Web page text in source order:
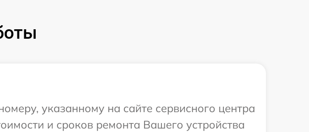
указанному на сайте сервисного центра
и сроков ремонта Вашего устройства